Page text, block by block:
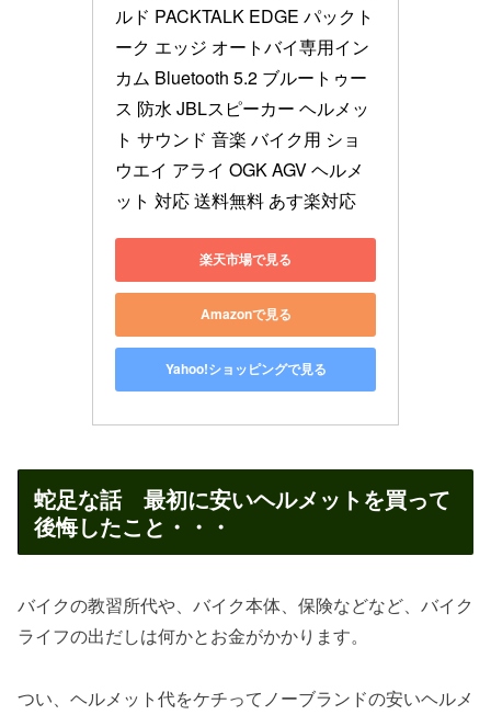
ルド PACKTALK EDGE パックト
ーク エッジ オートバイ専用イン
カム Bluetooth 5.2 ブルートゥー
ス 防水 JBLスピーカー ヘルメッ
ト サウンド 音楽 バイク用 ショ
ウエイ アライ OGK AGV ヘルメ
ット 対応 送料無料 あす楽対応
楽天市場で見る
Amazonで見る
Yahoo!ショッピングで見る
蛇足な話 最初に安いヘルメットを買って
後悔したこと・・・
バイクの教習所代や、バイク本体、保険などなど、バイク
ライフの出だしは何かとお金がかかります。
つい、ヘルメット代をケチってノーブランドの安いヘルメ